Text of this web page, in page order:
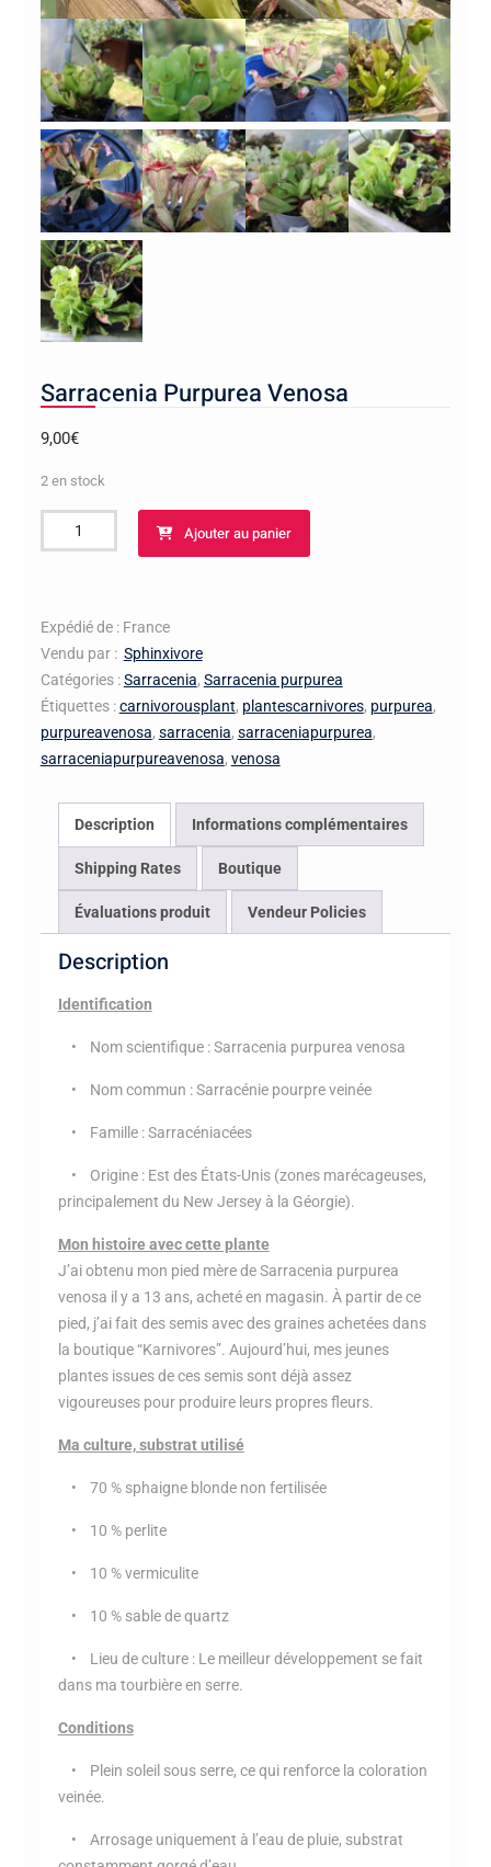
Sarracenia Purpurea Venosa
9,00€
2 en stock
quantité
de
Venosa
Ajouter au panier
Expédié de : France
Vendu par : Sphinxivore
Catégories :Sarracenia, Sarracenia purpurea
Étiquettes :carnivorousplant, plantescarnivores, purpurea,
purpureavenosa, sarracenia, sarraceniapurpurea,
sarraceniapurpureavenosa, venosa
Description Informations complémentaires
Shipping Rates Boutique
Évaluations produit Vendeur Policies
Description
Identification
• Nom scientifique : Sarracenia purpurea venosa
• Nom commun : Sarracénie pourpre veinée
• Famille : Sarracéniacées
• Origine : Est des États-Unis (zones marécageuses,
principalement du New Jersey à la Géorgie).
Mon histoire avec cette plante
J’ai obtenu mon pied mère de Sarracenia purpurea
venosa il y a 13 ans, acheté en magasin. À partir de ce
pied, j’ai fait des semis avec des graines achetées dans
la boutique “Karnivores”. Aujourd’hui, mes jeunes
plantes issues de ces semis sont déjà assez
vigoureuses pour produire leurs propres fleurs.
Ma culture, substrat utilisé
• 70 % sphaigne blonde non fertilisée
• 10 % perlite
• 10 % vermiculite
• 10 % sable de quartz
• Lieu de culture : Le meilleur développement se fait
dans ma tourbière en serre.
Conditions
• Plein soleil sous serre, ce qui renforce la coloration
veinée.
• Arrosage uniquement à l’eau de pluie, substrat